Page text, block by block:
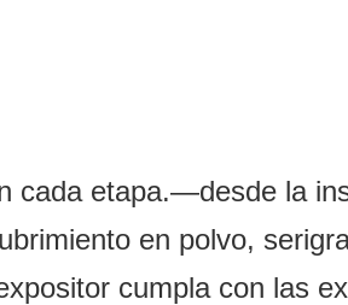
cada etapa.—desde la
en polvo,
cumpla con las